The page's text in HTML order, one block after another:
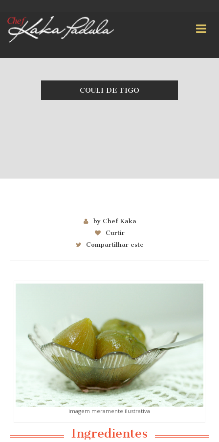
COULI DE FIGO
by Chef Kaka
Curtir
Compartilhar este
imagem meramente ilustrativa
Ingredientes